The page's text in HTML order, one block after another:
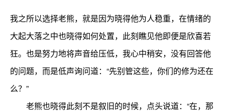
我之所以选择老熊，就是因为晓得他为人稳重，在情绪的
大起大落之中也晓得如何处置，此刻瞧见他即便是欣喜若
狂。也是努力地将声音给压低，我心中稍安，没有回答他
的问题，而是低声询问道：“先别管这些，你们的修为还在
么？”
老熊也晓得此刻不是叙旧的时候，点头说道：“在，那